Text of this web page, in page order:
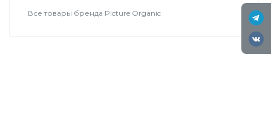
Все товары бренда Picture Organic